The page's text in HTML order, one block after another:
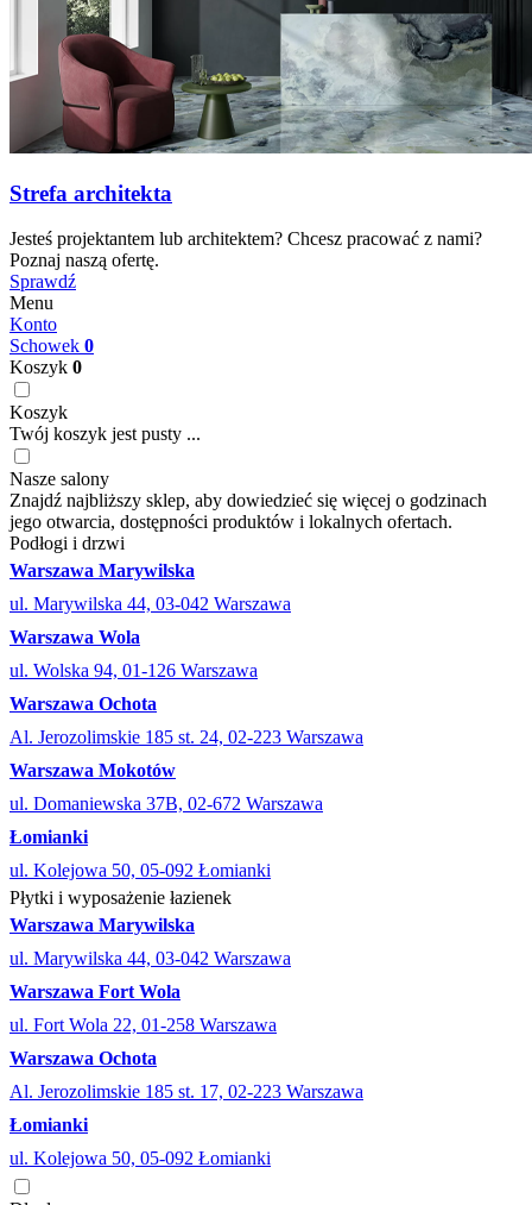
Strefa architekta
Jesteś projektantem lub architektem? Chcesz pracować z nami?
Poznaj naszą ofertę.
Sprawdź
Menu
Konto
Schowek 0
Koszyk 0
Koszyk
Twój koszyk jest pusty ...
Nasze salony
Znajdź najbliższy sklep, aby dowiedzieć się więcej o godzinach
jego otwarcia, dostępności produktów i lokalnych ofertach.
Podłogi i drzwi
Warszawa Marywilska
ul. Marywilska 44, 03-042 Warszawa
Warszawa Wola
ul. Wolska 94, 01-126 Warszawa
Warszawa Ochota
Al. Jerozolimskie 185 st. 24, 02-223 Warszawa
Warszawa Mokotów
ul. Domaniewska 37B, 02-672 Warszawa
Łomianki
ul. Kolejowa 50, 05-092 Łomianki
Płytki i wyposażenie łazienek
Warszawa Marywilska
ul. Marywilska 44, 03-042 Warszawa
Warszawa Fort Wola
ul. Fort Wola 22, 01-258 Warszawa
Warszawa Ochota
Al. Jerozolimskie 185 st. 17, 02-223 Warszawa
Łomianki
ul. Kolejowa 50, 05-092 Łomianki